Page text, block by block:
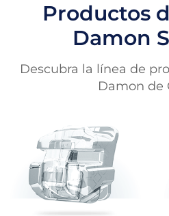
Productos
Damon
Descubra la línea de
Damon de